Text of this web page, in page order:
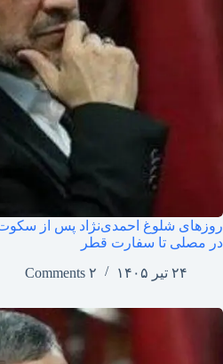
روزهای شلوغ احمدی‌نژاد پس از
در مصلی تا سفارت قطر
۲۴ تیر ۱۴۰۵
۲ Comments